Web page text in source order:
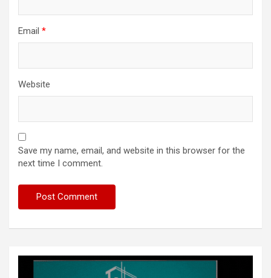
Email *
Website
Save my name, email, and website in this browser for the
next time I comment.